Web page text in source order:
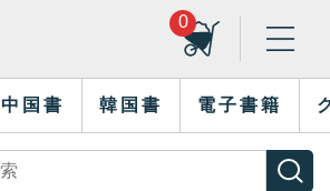
0
中国書 韓国書 電子書籍